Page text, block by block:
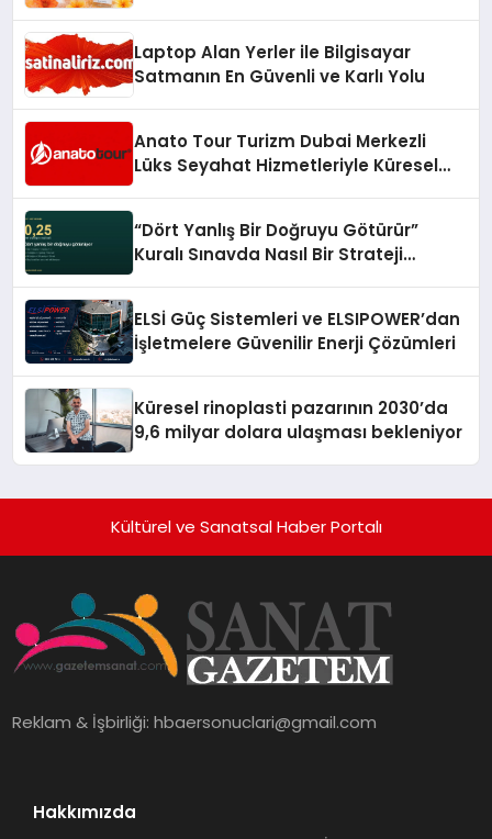
Laptop Alan Yerler ile Bilgisayar
Satmanın En Güvenli ve Karlı Yolu
Anato Tour Turizm Dubai Merkezli
Lüks Seyahat Hizmetleriyle Küresel
“Dört Yanlış Bir Doğruyu Götürür”
Kuralı Sınavda Nasıl Bir Strateji
ELSİ Güç Sistemleri ve ELSIPOWER’dan
İşletmelere Güvenilir Enerji Çözümleri
Küresel rinoplasti pazarının 2030’da
9,6 milyar dolara ulaşması bekleniyor
Kültürel ve Sanatsal Haber Portalı
Reklam & İşbirliği:hbaersonuclari@gmail.com
Hakkımızda